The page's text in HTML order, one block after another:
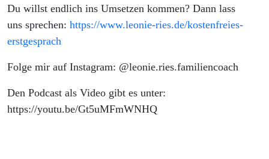
Du willst endlich ins Umsetzen kommen? Dann lass
uns sprechen: https://www.leonie-ries.de/kostenfreies-
erstgesprach
Folge mir auf Instagram: @leonie.ries.familiencoach
Den Podcast als Video gibt es unter:
https://youtu.be/Gt5uMFmWNHQ